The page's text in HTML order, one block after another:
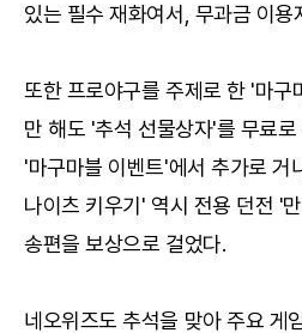
있는 필수 재화여서, 무과금 이용
또한 프로야구를 주제로 한 '마
만 해도 '추석 선물상자'를 무료로
'마구마블 이벤트'에서 추가로 거
나이츠 키우기' 역시 전용 던전 '
송편을 보상으로 걸었다.
네오위즈도 추석을 맞아 주요 게